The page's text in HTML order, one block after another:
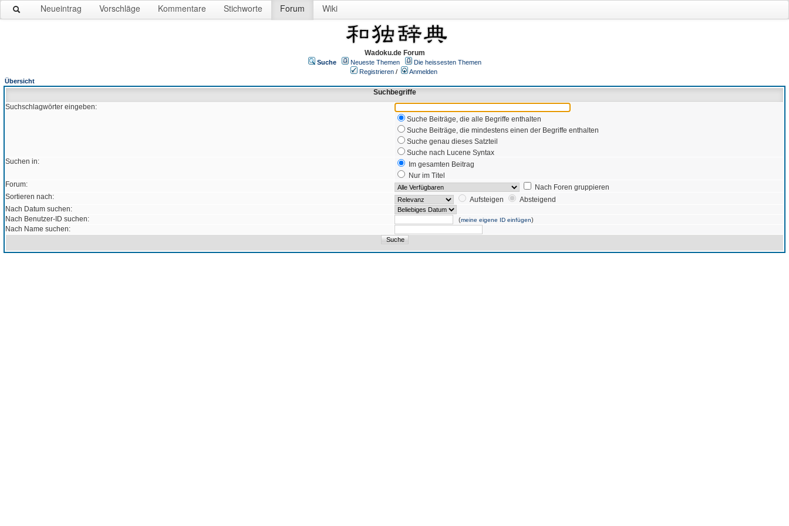
Neueintrag Vorschläge Kommentare Stichworte Forum Wiki
Wadoku.de Forum
Suche Neueste Themen
Die heissesten Themen
Registrieren /
Anmelden
Übersicht
Suchbegriffe
Suchschlagwörter eingeben:
Suche Beiträge, die alle Begriffe enthalten
Suche Beiträge, die mindestens einen der Begriffe enthalten
Suche genau dieses Satzteil
Suche nach Lucene Syntax
Suchen in:
Im gesamten Beitrag
Nur im Titel
Forum:
Nach Foren gruppieren
Sortieren nach:
Aufsteigen
Absteigend
Nach Datum suchen:
Nach Benutzer-ID suchen:
(meine eigene ID einfügen)
Nach Name suchen: